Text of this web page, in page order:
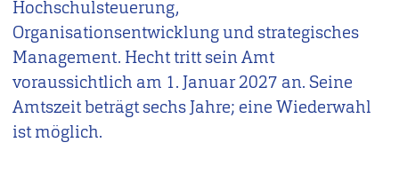
Hochschulsteuerung,
Organisationsentwicklung und strategisches
Management. Hecht tritt sein Amt
voraussichtlich am 1. Januar 2027 an. Seine
Amtszeit beträgt sechs Jahre; eine Wiederwahl
ist möglich.